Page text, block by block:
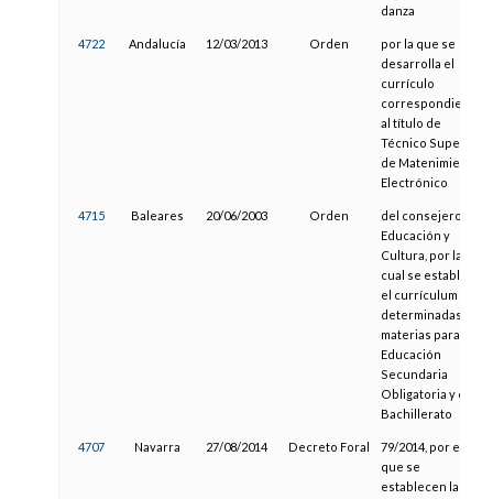
danza
4722 Andalucía 12/03/2013 Orden
por la que se
desarrolla el
currículo
correspondiente
al título de
Técnico Superior
de Matenimiento
Electrónico
4715 Baleares 20/06/2003 Orden
del consejero de
Educación y
Cultura, por la
cual se establece
el currículum de
determinadas
materias para la
Educación
Secundaria
Obligatoria y el
Bachillerato
4707 Navarra 27/08/2014 Decreto Foral
79/2014, por el
que se
establecen la